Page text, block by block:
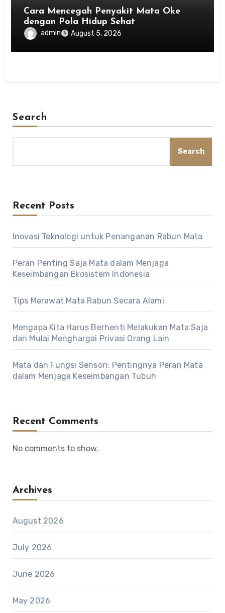
Cara Mencegah Penyakit Mata Oke
dengan Pola Hidup Sehat
admin August 5, 2026
Search
Search
Recent Posts
Inovasi Teknologi untuk Penanganan Rabun Mata
Peran Penting Saja Mata dalam Menjaga
Keseimbangan Ekosistem Indonesia
Tips Merawat Mata Rabun Secara Alami
Mengapa Kita Harus Berhenti Melakukan Mata Saja
dan Mulai Menghargai Privasi Orang Lain
Mata dan Fungsi Sensori: Pentingnya Peran Mata
dalam Menjaga Keseimbangan Tubuh
Recent Comments
No comments to show.
Archives
August 2026
July 2026
June 2026
May 2026